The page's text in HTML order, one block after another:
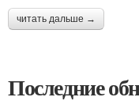
читать дальше →
Последние